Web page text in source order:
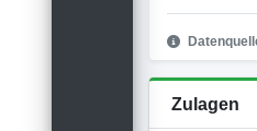
Zulagen